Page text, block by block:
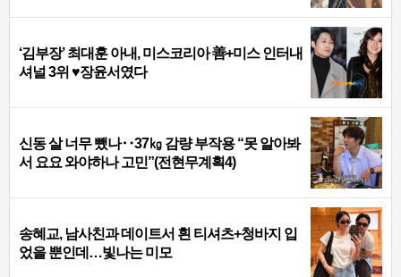
‘김부장’ 최대훈 아내, 미스코리아 善+미스 인터내
셔널 3위 ♥장윤서였다
신동 살 너무 뺐나‥37㎏ 감량 부작용 “못 알아봐
서 요요 와야하나 고민”(전현무계획4)
송혜교, 남사친과 데이트서 흰 티셔츠+청바지 입
었을 뿐인데…빛나는 미모